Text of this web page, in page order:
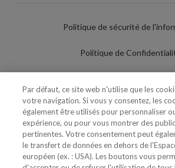
Politique de sécurité de
Politique de
Politique de Cookies
Paramètres des cookies
Utilisation Frauduleuse du
Par défaut, ce site web n'utilise que les
votre navigation. Si vous y consentez, les
également être utilisés pour personnaliser
expérience, ou pour vous montrer des
pertinentes. Votre consentement peut
le transfert de données en dehors de
européen (ex. : USA). Les boutons vous